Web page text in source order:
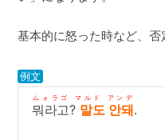
基本的に怒った時など、否
例文
뭐라고? 말도 안돼
ムォラゴ マルド アンデ
.